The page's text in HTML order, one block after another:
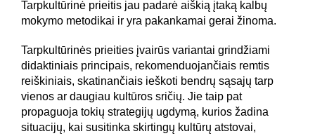
Tarpkultūrinė prieitis jau padarė aiškią įtaką kalbų
mokymo metodikai ir yra pakankamai gerai žinoma.
Tarpkultūrinės prieities įvairūs variantai grindžiami
didaktiniais principais, rekomenduojančiais remtis
reiškiniais, skatinančiais ieškoti bendrų sąsajų tarp
vienos ar daugiau kultūros sričių. Jie taip pat
propaguoja tokių strategijų ugdymą, kurios žadina
situacijų, kai susitinka skirtingų kultūrų atstovai,